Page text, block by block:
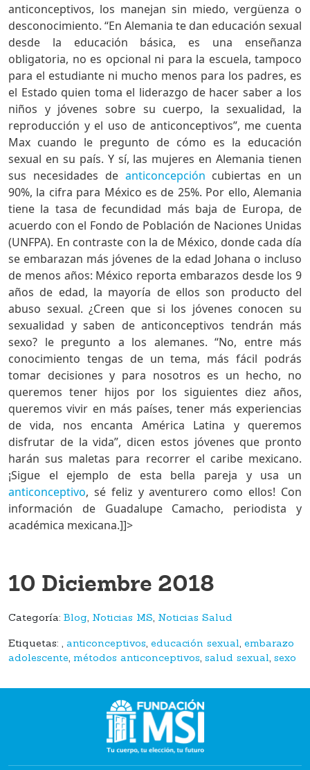
anticonceptivos, los manejan sin miedo, vergüenza o
desconocimiento. “En Alemania te dan educación sexual
desde la educación básica, es una enseñanza
obligatoria, no es opcional ni para la escuela, tampoco
para el estudiante ni mucho menos para los padres, es
el Estado quien toma el liderazgo de hacer saber a los
niños y jóvenes sobre su cuerpo, la sexualidad, la
reproducción y el uso de anticonceptivos”, me cuenta
Max cuando le pregunto de cómo es la educación
sexual en su país. Y sí, las mujeres en Alemania tienen
sus necesidades de anticoncepción cubiertas en un
90%, la cifra para México es de 25%. Por ello, Alemania
tiene la tasa de fecundidad más baja de Europa, de
acuerdo con el Fondo de Población de Naciones Unidas
(UNFPA). En contraste con la de México, donde cada día
se embarazan más jóvenes de la edad Johana o incluso
de menos años: México reporta embarazos desde los 9
años de edad, la mayoría de ellos son producto del
abuso sexual. ¿Creen que si los jóvenes conocen su
sexualidad y saben de anticonceptivos tendrán más
sexo? le pregunto a los alemanes. “No, entre más
conocimiento tengas de un tema, más fácil podrás
tomar decisiones y para nosotros es un hecho, no
queremos tener hijos por los siguientes diez años,
queremos vivir en más países, tener más experiencias
de vida, nos encanta América Latina y queremos
disfrutar de la vida”, dicen estos jóvenes que pronto
harán sus maletas para recorrer el caribe mexicano.
¡Sigue el ejemplo de esta bella pareja y usa un
anticonceptivo, sé feliz y aventurero como ellos! Con
información de Guadalupe Camacho, periodista y
académica mexicana.]]>
10 Diciembre 2018
Categoría: Blog, Noticias MS, Noticias Salud
Etiquetas: , anticonceptivos, educación sexual, embarazo
adolescente, métodos anticonceptivos, salud sexual, sexo